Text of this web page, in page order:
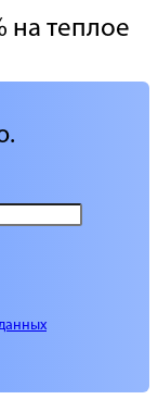
на теплое